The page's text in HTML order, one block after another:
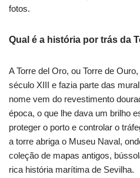
fotos.
Qual é a história por trás da
A Torre del Oro, ou Torre de
século XIII e fazia parte das
nome vem do revestimento
época, o que lhe dava um brilho
proteger o porto e controlar o
a torre abriga o Museu Naval,
coleção de mapas antigos,
rica história marítima de Sevilha.